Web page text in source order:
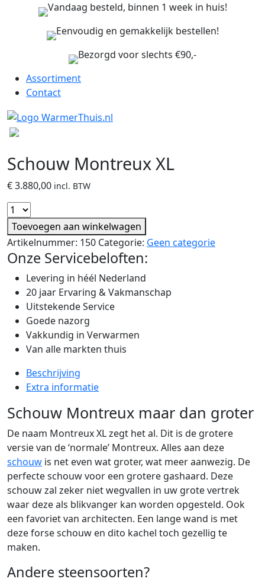
Vandaag besteld, binnen 1 week in huis!
Eenvoudig en gemakkelijk bestellen!
Bezorgd voor slechts €90,-
Assortiment
Contact
Schouw Montreux XL
€3.880,00 incl. BTW
Toevoegen aan winkelwagen
Artikelnummer: 150 Categorie: Geen categorie
Onze Servicebeloften:
Levering in héél Nederland
20 jaar Ervaring & Vakmanschap
Uitstekende Service
Goede nazorg
Vakkundig in Verwarmen
Van alle markten thuis
Beschrijving
Extra informatie
Schouw Montreux maar dan groter
De naam Montreux XL zegt het al. Dit is de grotere
versie van de ‘normale’ Montreux. Alles aan deze
schouw is net even wat groter, wat meer aanwezig. De
perfecte schouw voor een grotere gashaard. Deze
schouw zal zeker niet wegvallen in uw grote vertrek
waar deze als blikvanger kan worden opgesteld. Ook
een favoriet van architecten. Een lange wand is met
deze forse schouw en dito kachel toch gezellig te
maken.
Andere steensoorten?